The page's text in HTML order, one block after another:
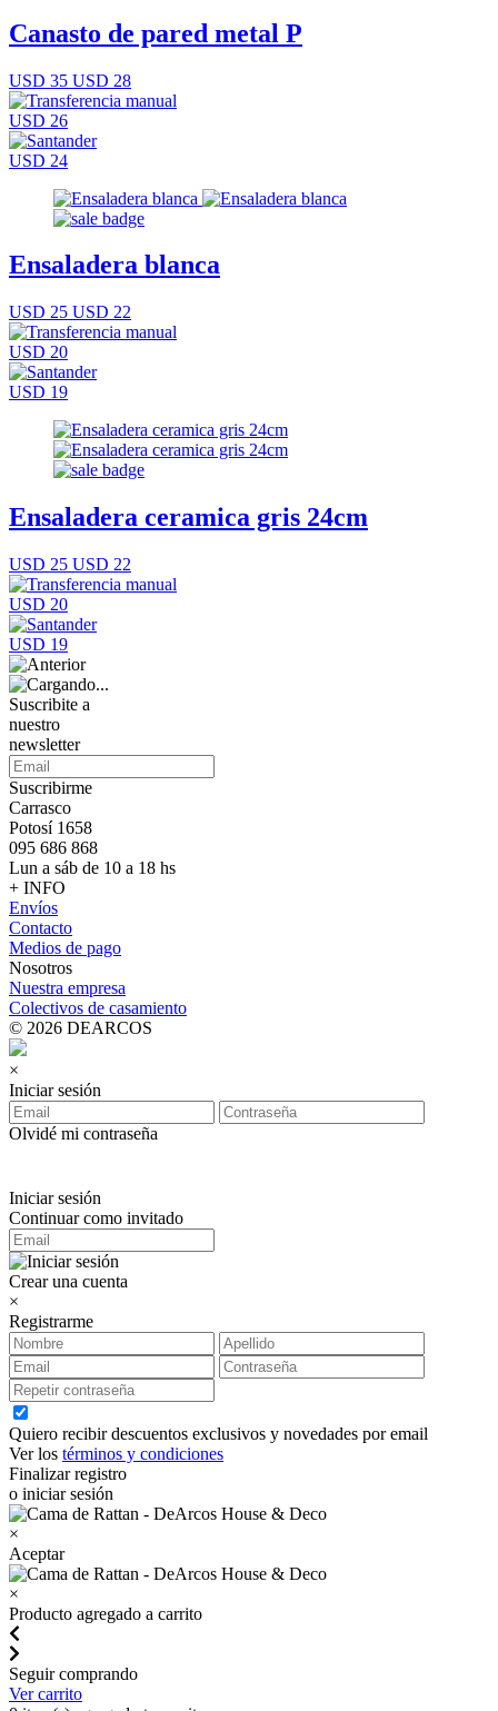
Canasto de pared metal P
USD 35 USD 28
USD 26
USD 24
Ensaladera blanca
USD 25 USD 22
USD 20
USD 19
Ensaladera ceramica gris 24cm
USD 25 USD 22
USD 20
USD 19
Suscribite a
nuestro
newsletter
Suscribirme
Carrasco
Potosí 1658
095 686 868
Lun a sáb de 10 a 18 hs
+ INFO
Envíos
Contacto
Medios de pago
Nosotros
Nuestra empresa
Colectivos de casamiento
© 2026 DEARCOS
×
Iniciar sesión
Olvidé mi contraseña
Iniciar sesión
Continuar como invitado
Crear una cuenta
×
Registrarme
Quiero recibir descuentos exclusivos y novedades por email
Ver los términos y condiciones
Finalizar registro
o iniciar sesión
×
Aceptar
×
Producto agregado a carrito
Seguir comprando
Ver carrito